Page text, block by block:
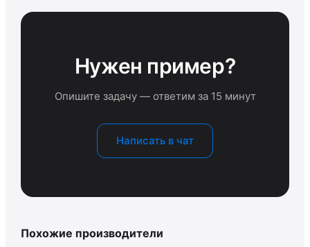
Нужен пример?
Опишите задачу — ответим за 15 минут
Написать в чат
Похожие производители